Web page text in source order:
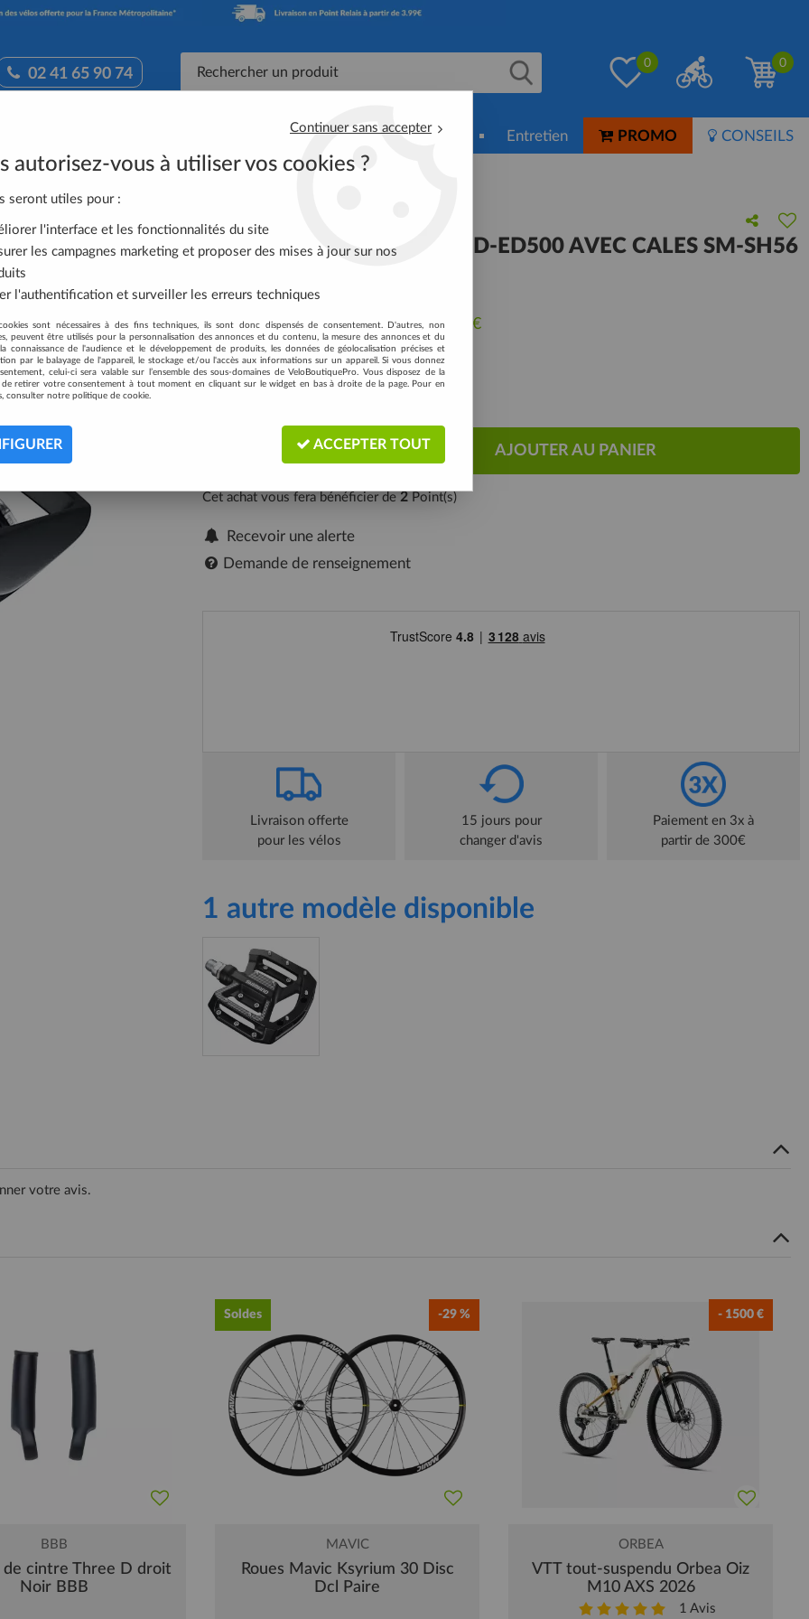
02 41 65 90 74
0 0
Équipement Cycliste Nutrition-Soin Entretien PROMO CONSEILS
SPD PD-ED500 Avec Cales SM-SH56
SHIMANO PEDALES SPD PD-ED500 AVEC CALES SM-SH56
44, 99 €TTC au lieu de 49,99 €
Réf. :EPDED500
AJOUTER AU PANIER
Cet achat vous fera bénéficier de 2 Point(s)
Recevoir une alerte
Demande de renseignement
Livraison offerte
pour les vélos
15 jours pour
changer d'avis
Paiement en 3x à
partir de 300€
1 autre modèle disponible
votre avis.
BBB
de cintre Three D droit
Noir BBB
Soldes -29 %
MAVIC
Roues Mavic Ksyrium 30 Disc
Dcl Paire
- 1500 €
ORBEA
VTT tout-suspendu Orbea Oiz
M10 AXS 2026
1 Avis
Continuer sans accepter
autorisez-vous à utiliser vos cookies ?
seront utiles pour :
l'interface et les fonctionnalités du site
les campagnes marketing et proposer des mises à jour sur nos
l'authentification et surveiller les erreurs techniques
sont nécessaires à des fins techniques, ils sont donc dispensés de consentement. D'autres, non
peuvent être utilisés pour la personnalisation des annonces et du contenu, la mesure des annonces et du
connaissance de l'audience et le développement de produits, les données de géolocalisation précises et
par le balayage de l'appareil, le stockage et/ou l'accès aux informations sur un appareil. Si vous donnez
celui-ci sera valable sur l’ensemble des sous-domaines de VeloBoutiquePro. Vous disposez de la
de retirer votre consentement à tout moment en cliquant sur le widget en bas à droite de la page. Pour en
consulter notre politique de cookie.
ACCEPTER TOUT